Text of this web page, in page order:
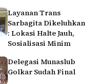
Layanan Trans
Sarbagita Dikeluhkan
: Lokasi Halte Jauh,
Sosialisasi Minim
Delegasi Munaslub
Golkar Sudah Final